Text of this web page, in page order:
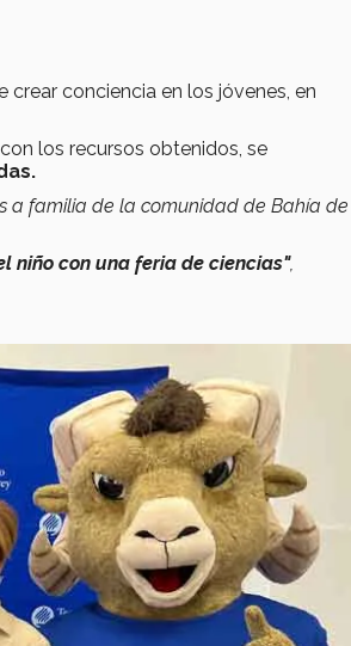
crear conciencia en los jóvenes, en
los recursos obtenidos, se
a familia de la comunidad de Bahía de
niño con una feria de ciencias",